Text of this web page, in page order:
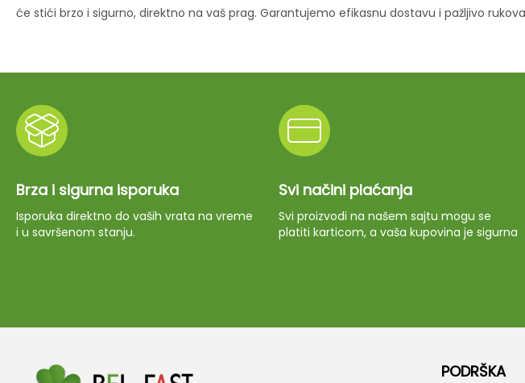
će stići brzo i sigurno, direktno na vaš prag. Garantujemo efikasnu dostavu i pažljivo
Brza i sigurna isporuka
Isporuka direktno do vaših vrata na vreme
i u savršenom stanju.
Svi načini plaćanja
Svi proizvodi na našem sajtu mogu se
platiti karticom, a vaša kupovina je sigurna
PODRŠKA